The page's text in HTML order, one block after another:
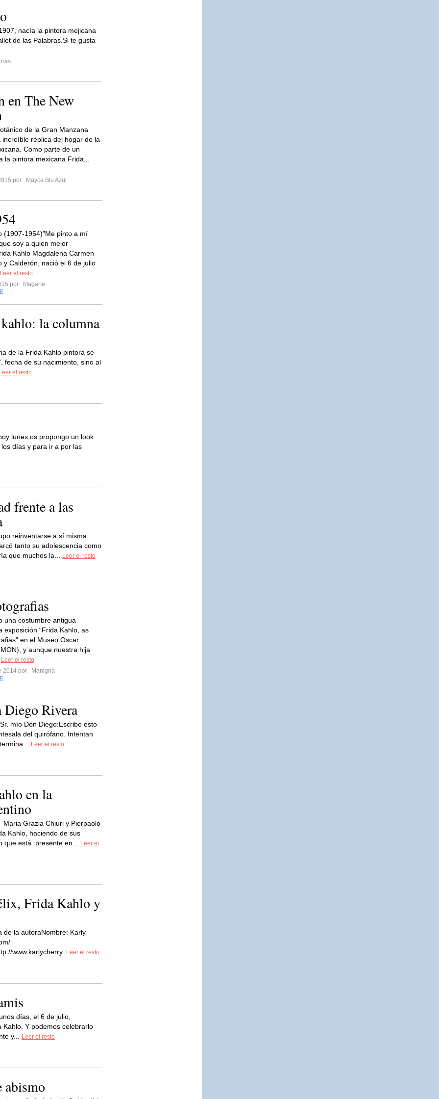
nacía la pintora mejicana
de las Palabras.Si te gusta
en The New
de la Gran Manzana
increíble réplica del hogar de la
Como parte de un
la pintora mexicana Frida...
por Mayca Blu Azul
(1907-1954)"Me pinto a mí
soy a quien mejor
Kahlo Magdalena Carmen
y Calderón, nació el 6 de julio
Leer el resto
por
Magarte
la columna
de la Frida Kahlo pintora se
fecha de su nacimiento, sino al
el resto
lunes,os propongo un look
días y para ir a por las
frente a las
reinventarse a sí misma
tanto su adolescencia como
que muchos la...
Leer el resto
una costumbre antigua
exposición “Frida Kahlo, as
en el Museo Oscar
y aunque nuestra hija
Leer el resto
2014 por
Manigna
Diego Rivera
mío Don Diego:Escribo esto
del quirófano. Intentan
Leer el resto
en la
Maria Grazia Chiuri y Pierpaolo
Kahlo, haciendo de sus
que está presente en...
Leer el
Frida Kahlo y
de la autoraNombre: Karly
www.karlycherry.
Leer el resto
días, el 6 de julio,
Y podemos celebrarlo
y...
Leer el resto
abismo